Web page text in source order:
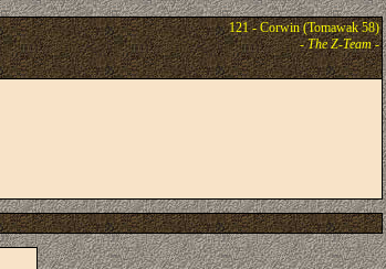
121 - Corwin (Tomawak 58)
-The Z-Team-